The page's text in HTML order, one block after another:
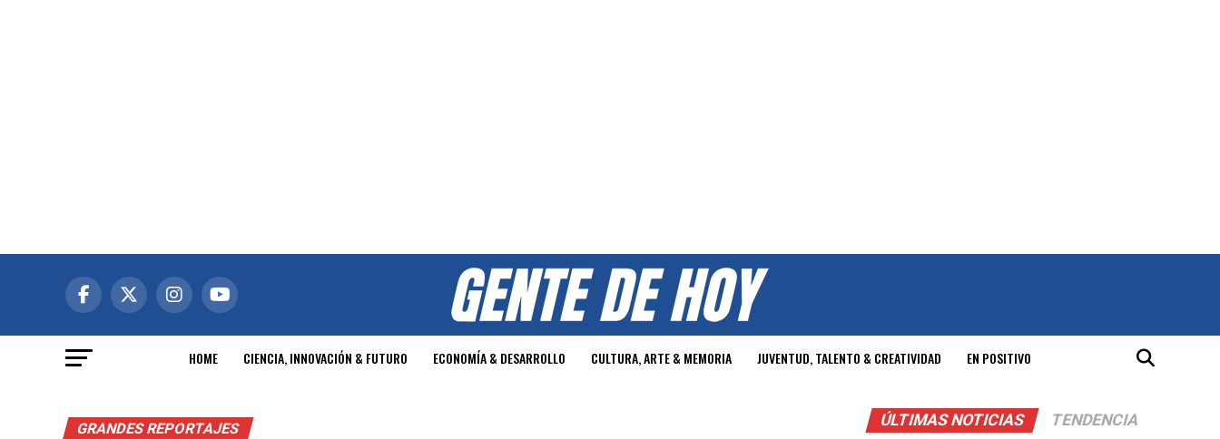
HOME CIENCIA, INNOVACIÓN & FUTURO ECONOMÍA & DESARROLLO CULTURA, ARTE & MEMORIA JUVENTUD, TALENTO & CREATIVIDAD EN POSITIVO
GRANDES REPORTAJES ÚLTIMAS NOTICIAS TENDENCIA